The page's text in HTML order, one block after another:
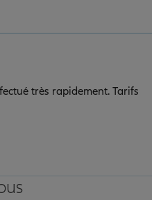
très rapidement. Tarifs